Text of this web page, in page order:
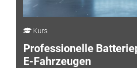
Kurs
Professionelle
E-Fahrzeugen